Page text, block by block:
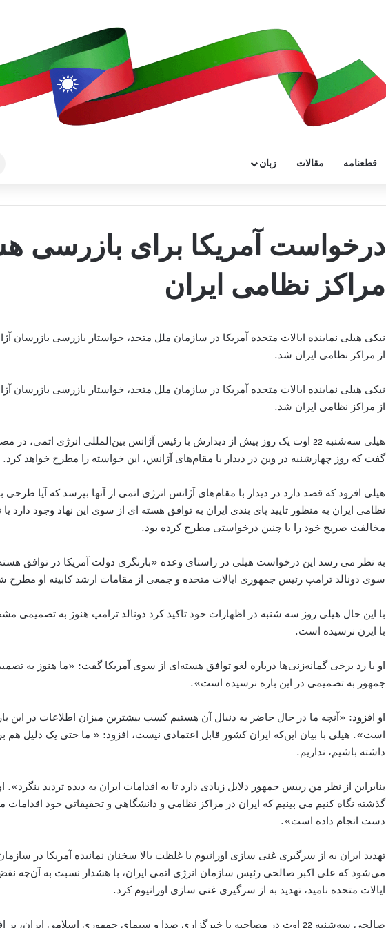
قطعنامه مقالات زبان
درخواست آمریکا برای بازرسی
مراکز نظامی ایران
نیکی هیلی نماینده ایالات متحده آمریکا در سازمان ملل متحد، خواستار بازرسی بازرسان
از مراکز نظامی ایران شد.
نیکی هیلی نماینده ایالات متحده آمریکا در سازمان ملل متحد، خواستار بازرسی بازرسان
از مراکز نظامی ایران شد.
هیلی سه‌شنبه 22 اوت یک روز پیش از دیدارش با رئیس آژانس بین‌المللی انرژی اتمی، در
گفت که روز چهارشنبه در وین در دیدار با مقام‌های آژانس، این خواسته را مطرح خواهد کرد.
هیلی افزود که قصد دارد در دیدار با مقام‌های آژانس انرژی اتمی از آنها بپرسد که آیا طرحی
نظامی ایران به منظور تایید پای بندی ایران به توافق هسته ای از سوی این نهاد وجود دارد یا
مخالفت صریح خود را با چنین درخواستی مطرح کرده بود.
به نظر می رسد این درخواست هیلی در راستای وعده «بازنگری دولت آمریکا در توافق
سوی دونالد ترامپ رئیس جمهوری ایالات متحده و جمعی از مقامات ارشد کابینه او
با این حال هیلی روز سه شنبه در اظهارات خود تاکید کرد دونالد ترامپ هنوز به تصمیمی
با ایرن نرسیده است.
او با رد برخی گمانه‌زنی‌ها درباره لغو توافق هسته‌ای از سوی آمریکا گفت: «ما هنوز به
جمهور به تصمیمی در این باره نرسیده است».
او افزود: «آنچه ما در حال حاضر به دنبال آن هستیم کسب بیشترین میزان اطلاعات در این
است». هیلی با بیان این‌که ایران کشور قابل اعتمادی نیست، افزود: « ما حتی یک دلیل هم
داشته باشیم، نداریم.
بنابراین از نظر من رییس جمهور دلایل زیادی دارد تا به اقدامات ایران به دیده تردید بنگرد».
گذشته نگاه کنیم می بینیم که ایران در مراکز نظامی و دانشگاهی و تحقیقاتی خود اقدامات
دست انجام داده است».
تهدید ایران به از سرگیری غنی سازی اورانیوم با غلظت بالا سخنان نمانیده آمریکا در
می‌شود که علی اکبر صالحی رئیس سازمان انرژی اتمی ایران، با هشدار نسبت به آن‌چه
ایالات متحده نامید، تهدید به از سرگیری غنی سازی اورانیوم کرد.
صالحی سه‌شنبه 22 اوت در مصاحبه با خبرگزاری صدا و سیمای جمهوری اسلامی ایران،